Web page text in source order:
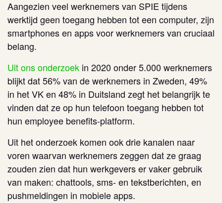
Aangezien veel werknemers van SPIE tijdens
werktijd geen toegang hebben tot een computer, zijn
smartphones en apps voor werknemers van cruciaal
belang.
Uit ons onderzoek in 2020 onder 5.000 werknemers
blijkt dat 56% van de werknemers in Zweden, 49%
in het VK en 48% in Duitsland zegt het belangrijk te
vinden dat ze op hun telefoon toegang hebben tot
hun employee benefits-platform.
Uit het onderzoek komen ook drie kanalen naar
voren waarvan werknemers zeggen dat ze graag
zouden zien dat hun werkgevers er vaker gebruik
van maken: chattools, sms- en tekstberichten, en
pushmeldingen in mobiele apps.